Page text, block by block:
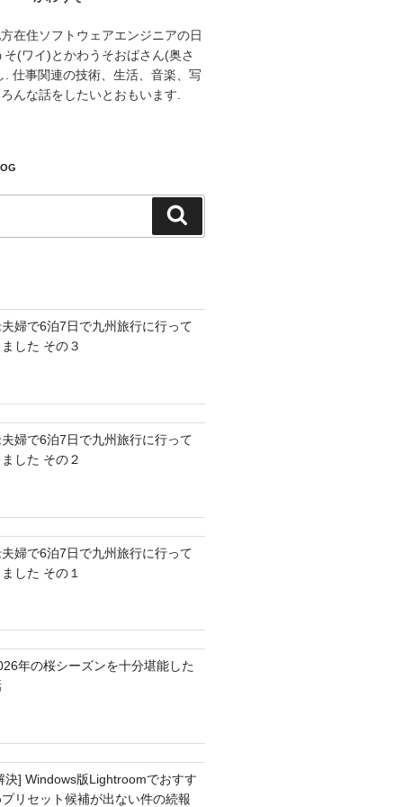
在住ソフトウェアエンジニアの日
(ワイ)とかわうそおばさん(奥さ
. 仕事関連の技術、生活、音楽、写
んな話をしたいとおもいます.
索
婦で6泊7日で九州旅行に行って
した その３
婦で6泊7日で九州旅行に行って
した その２
婦で6泊7日で九州旅行に行って
した その１
年の桜シーズンを十分堪能した
決] Windows版Lightroomでおすす
リセット候補が出ない件の続報